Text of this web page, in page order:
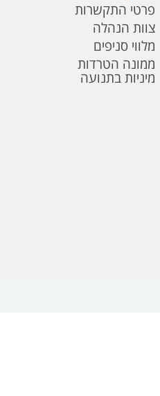
פרטי התקשרות
צוות הנהלה
מלווי סניפים
ממונה הטרדות
מיניות בתנועה